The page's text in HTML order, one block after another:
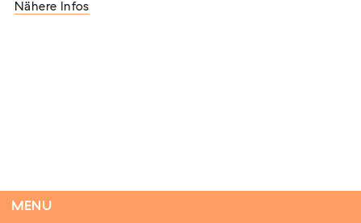
MENU
22. August 2026
15. September 2026 Dortmund
Nähere Infos